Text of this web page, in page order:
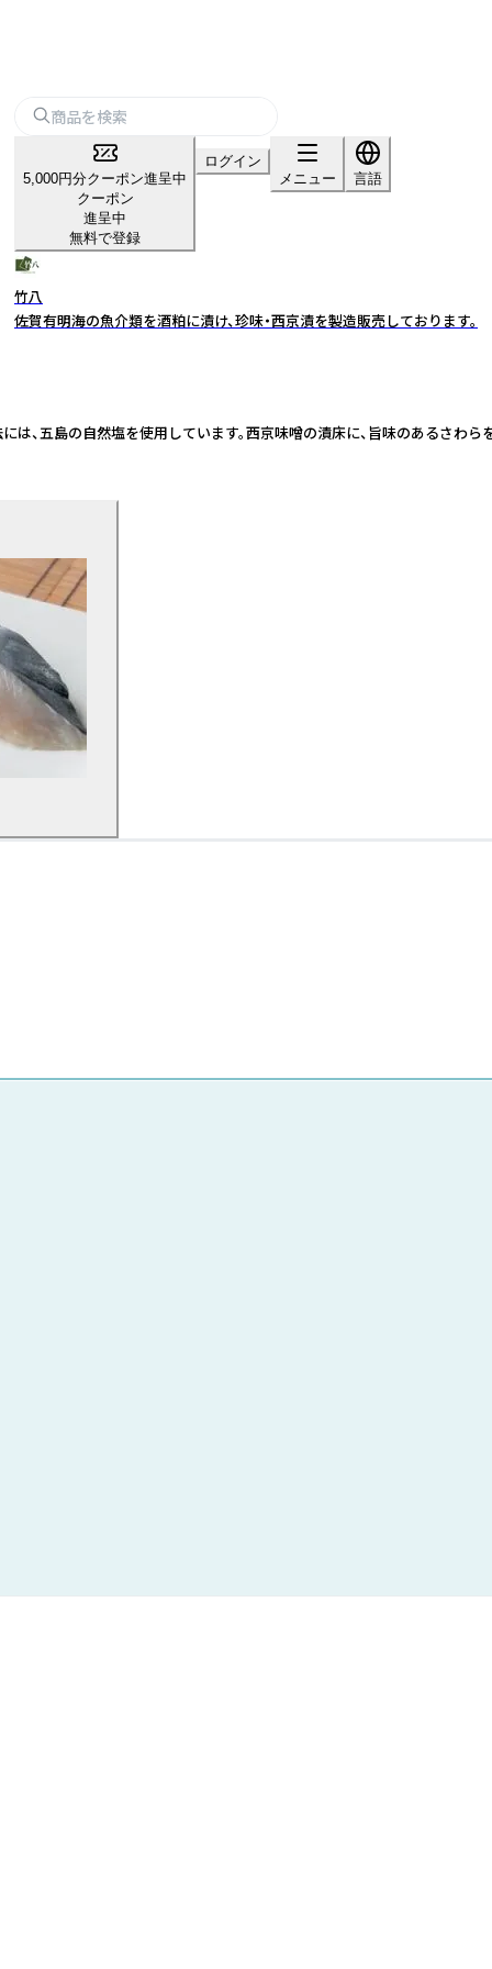
5,000円分クーポン進呈中
クーポン
進呈中
無料で登録
ログイン
メニュー
言語
竹八
佐賀有明海の魚介類を酒粕に漬け、珍味・西京漬を製造販売しております。
五島の自然塩を使用しています。西京味噌の漬床に、旨味のある